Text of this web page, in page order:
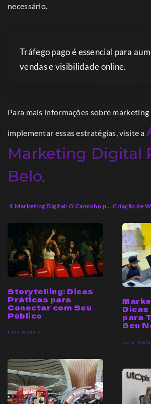
necessário.
Tráfego pago é essencial para
vendas e visibilidade online.
Para mais informações sobre
implementar essas estratégias, visite a
Marketing Digital
Belo
Marketing Digital: O Caminho para o Sucesso em 2026
Storytelling: Dicas
Práticas para
Conectar com Seu
Público
Leia mais »
Dicas
para
Seu
Leia mais